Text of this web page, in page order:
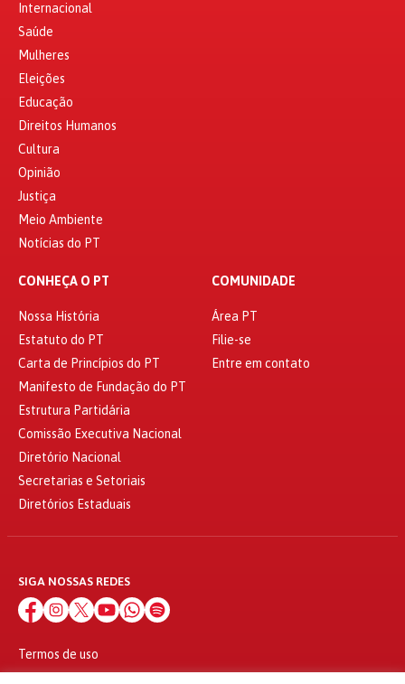
Internacional
Saúde
Mulheres
Eleições
Educação
Direitos Humanos
Cultura
Opinião
Justiça
Meio Ambiente
Notícias do PT
CONHEÇA O PT
Nossa História
Estatuto do PT
Carta de Princípios do PT
Manifesto de Fundação do PT
Estrutura Partidária
Comissão Executiva Nacional
Diretório Nacional
Secretarias e Setoriais
Diretórios Estaduais
COMUNIDADE
Área PT
Filie-se
Entre em contato
SIGA NOSSAS REDES
Termos de uso